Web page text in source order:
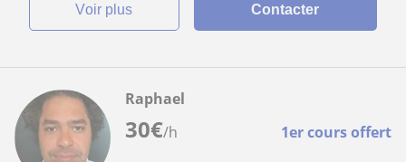
voir plus Contacter
30€/h 1er cours offert
Raphael